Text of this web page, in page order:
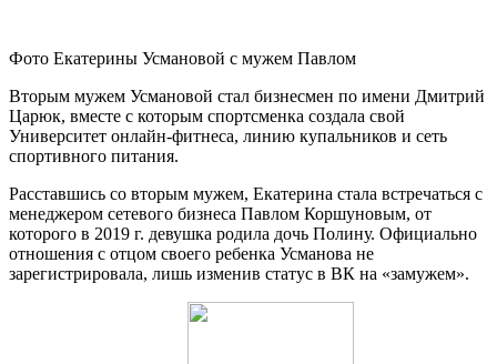
Фото Екатерины Усмановой с мужем Павлом
Вторым мужем Усмановой стал бизнесмен по имени Дмитрий
Царюк, вместе с которым спортсменка создала свой
Университет онлайн-фитнеса, линию купальников и сеть
спортивного питания.
Расставшись со вторым мужем, Екатерина стала встречаться с
менеджером сетевого бизнеса Павлом Коршуновым, от
которого в 2019 г. девушка родила дочь Полину. Официально
отношения с отцом своего ребенка Усманова не
зарегистрировала, лишь изменив статус в ВК на «замужем».